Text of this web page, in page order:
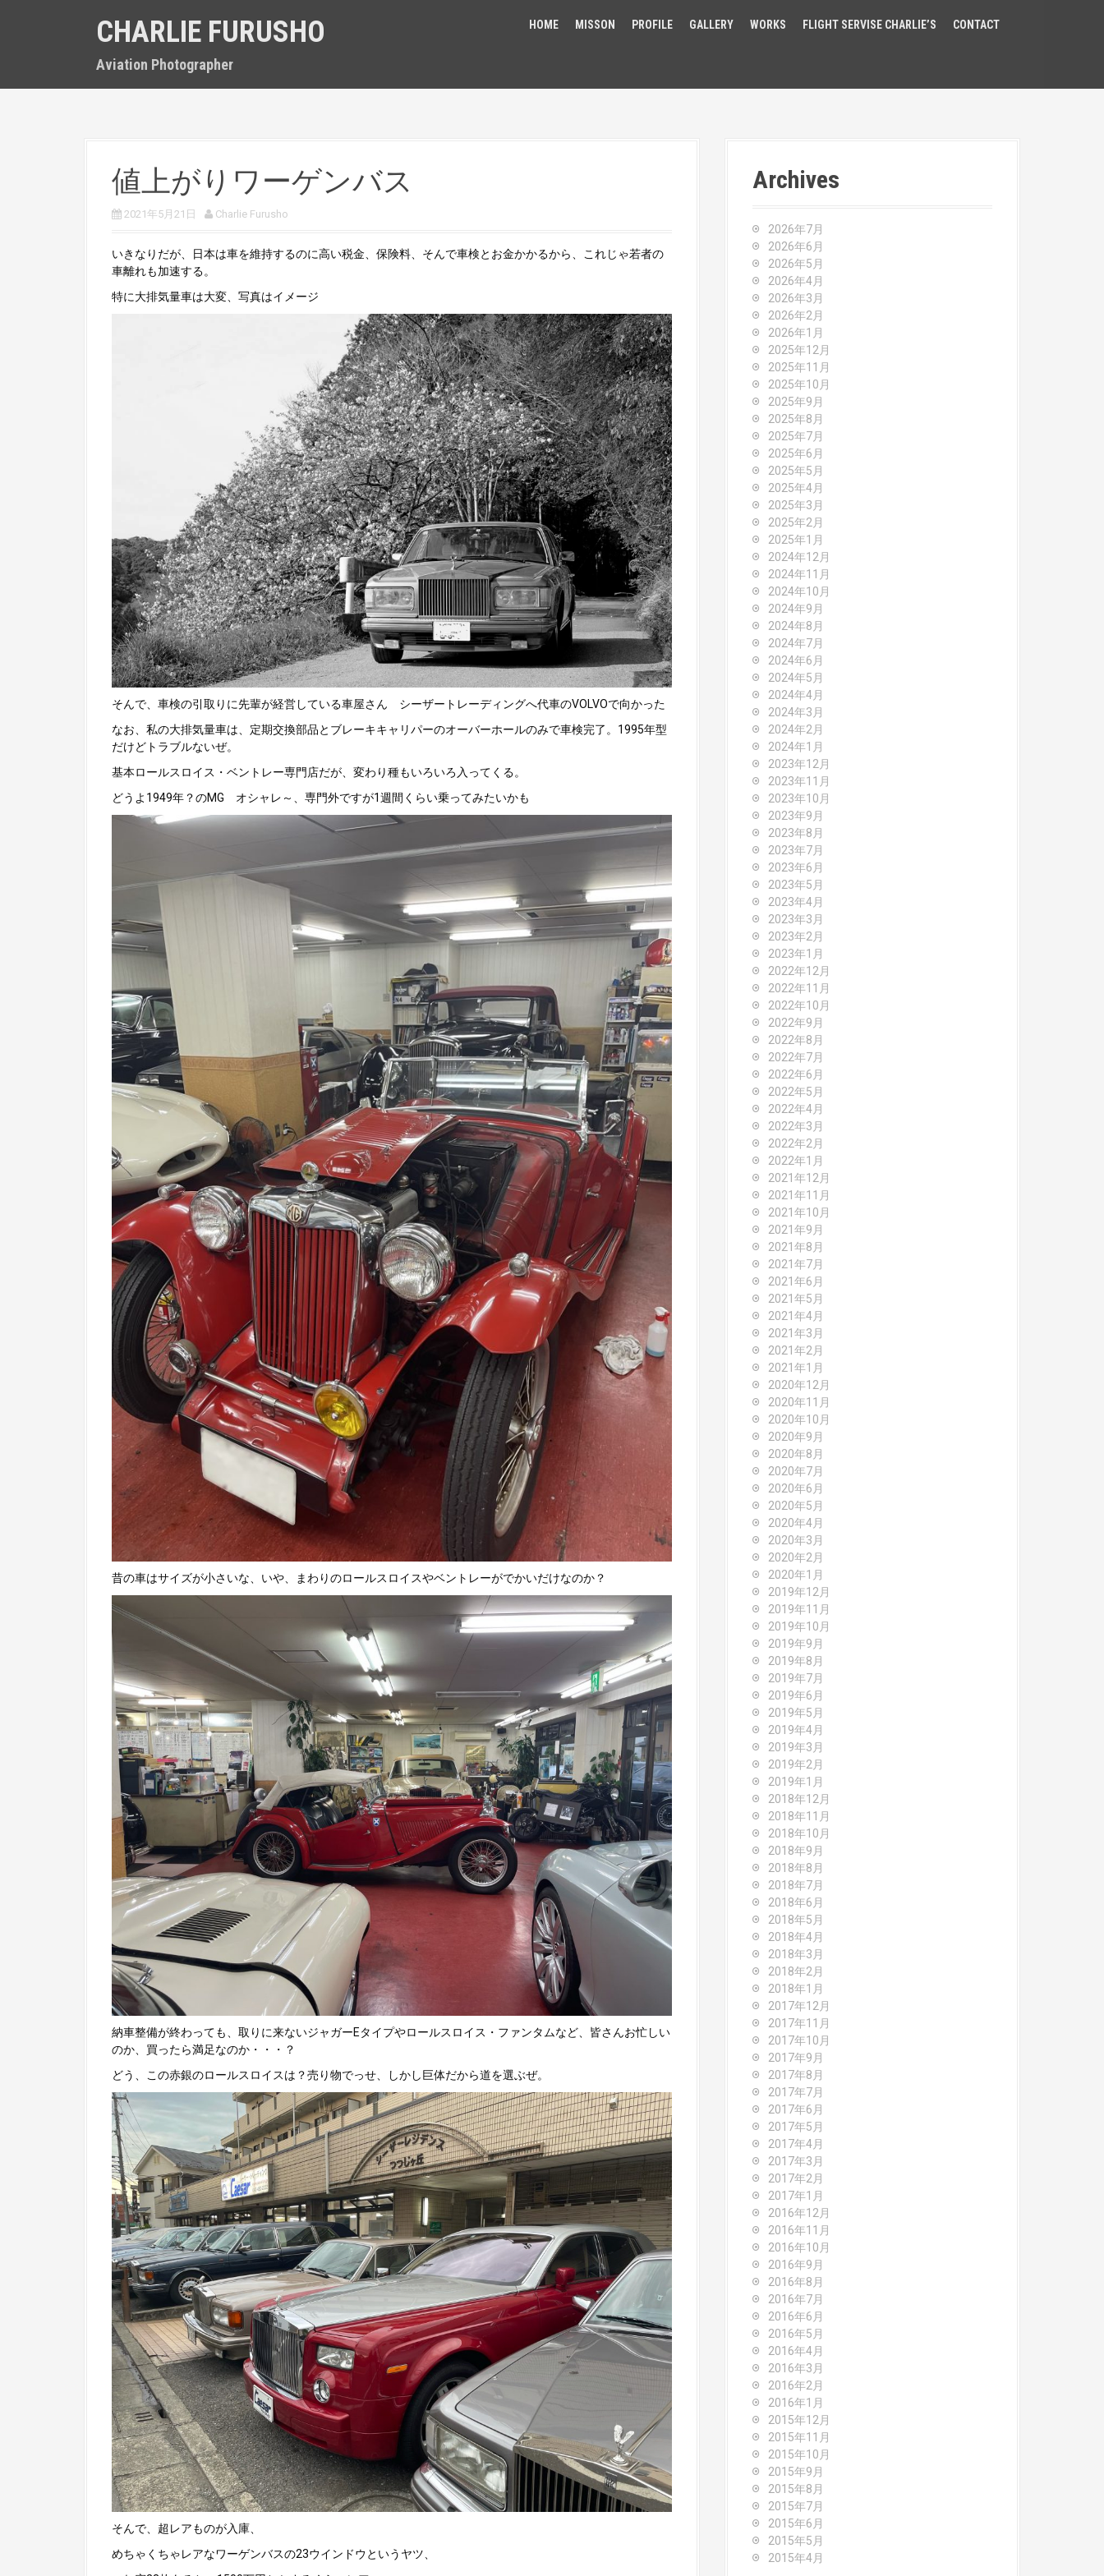
CHARLIE FURUSHO
Aviation Photographer
HOME MISSON PROFILE GALLERY WORKS FLIGHT SERVISE CHARLIE’S CONTACT
値上がりワーゲンバス
2021年5月21日 Charlie Furusho
いきなりだが、日本は車を維持するのに高い税金、保険料、そんで車検とお金かかるから、これじゃ若者の
車離れも加速する。
特に大排気量車は大変、写真はイメージ
そんで、車検の引取りに先輩が経営している車屋さん シーザートレーディングへ代車のVOLVOで向かった
なお、私の大排気量車は、定期交換部品とブレーキキャリパーのオーバーホールのみで車検完了。1995年型
だけどトラブルないぜ。
基本ロールスロイス・ベントレー専門店だが、変わり種もいろいろ入ってくる。
どうよ1949年？のMG オシャレ～、専門外ですが1週間くらい乗ってみたいかも
昔の車はサイズが小さいな、いや、まわりのロールスロイスやベントレーがでかいだけなのか？
納車整備が終わっても、取りに来ないジャガーEタイプやロールスロイス・ファンタムなど、皆さんお忙しい
のか、買ったら満足なのか・・・？
どう、この赤銀のロールスロイスは？売り物でっせ、しかし巨体だから道を選ぶぜ。
そんで、超レアものが入庫、
めちゃくちゃレアなワーゲンバスの23ウインドウというヤツ、
Archives
2026年7月
2026年6月
2026年5月
2026年4月
2026年3月
2026年2月
2026年1月
2025年12月
2025年11月
2025年10月
2025年9月
2025年8月
2025年7月
2025年6月
2025年5月
2025年4月
2025年3月
2025年2月
2025年1月
2024年12月
2024年11月
2024年10月
2024年9月
2024年8月
2024年7月
2024年6月
2024年5月
2024年4月
2024年3月
2024年2月
2024年1月
2023年12月
2023年11月
2023年10月
2023年9月
2023年8月
2023年7月
2023年6月
2023年5月
2023年4月
2023年3月
2023年2月
2023年1月
2022年12月
2022年11月
2022年10月
2022年9月
2022年8月
2022年7月
2022年6月
2022年5月
2022年4月
2022年3月
2022年2月
2022年1月
2021年12月
2021年11月
2021年10月
2021年9月
2021年8月
2021年7月
2021年6月
2021年5月
2021年4月
2021年3月
2021年2月
2021年1月
2020年12月
2020年11月
2020年10月
2020年9月
2020年8月
2020年7月
2020年6月
2020年5月
2020年4月
2020年3月
2020年2月
2020年1月
2019年12月
2019年11月
2019年10月
2019年9月
2019年8月
2019年7月
2019年6月
2019年5月
2019年4月
2019年3月
2019年2月
2019年1月
2018年12月
2018年11月
2018年10月
2018年9月
2018年8月
2018年7月
2018年6月
2018年5月
2018年4月
2018年3月
2018年2月
2018年1月
2017年12月
2017年11月
2017年10月
2017年9月
2017年8月
2017年7月
2017年6月
2017年5月
2017年4月
2017年3月
2017年2月
2017年1月
2016年12月
2016年11月
2016年10月
2016年9月
2016年8月
2016年7月
2016年6月
2016年5月
2016年4月
2016年3月
2016年2月
2016年1月
2015年12月
2015年11月
2015年10月
2015年9月
2015年8月
2015年7月
2015年6月
2015年5月
2015年4月